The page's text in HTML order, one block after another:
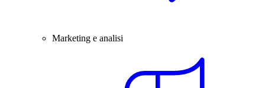
Marketing e analisi